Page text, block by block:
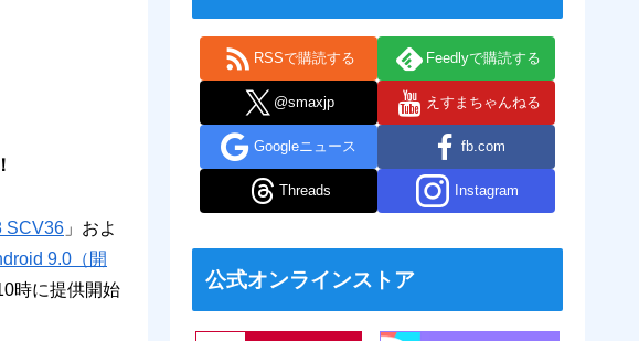
SCV36 」およ
9.0（開
時に提供開始
RSSで購読する Feedlyで購読する
@smaxjp えすまちゃんねる
Googleニュース fb.com
Threads Instagram
公式オンラインストア